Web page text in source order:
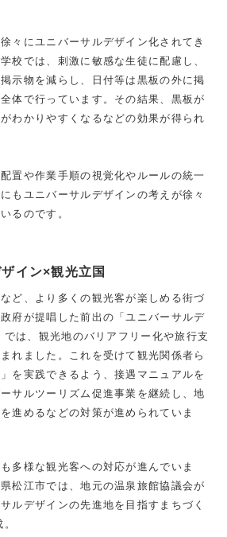
々にユニバーサルデザイン化されてき
校では、刺激に敏感な生徒に配慮し、
示物を減らし、日付等は黒板の外に掲
体で行っています。その結果、黒板が
わかりやすくなるなどの効果が得られ
置や作業手順の視覚化やルールの統一
もユニバーサルデザインの考えが徐々
るのです。
イン×観光立国
ど、より多くの観光客が楽しめる街づ
府が提唱した前出の「ユニバーサルデ
は、観光地のバリアフリー化や旅行支
れました。これを受けて観光関係者ら
を実践できるよう、接遇マニュアルを
サルツーリズム促進事業を継続し、地
進めるなどの対策が進められていま
多様な観光客への対応が進んでいま
松江市では、地元の温泉旅館協議会が
ルデザインの先進地を目指すまちづく